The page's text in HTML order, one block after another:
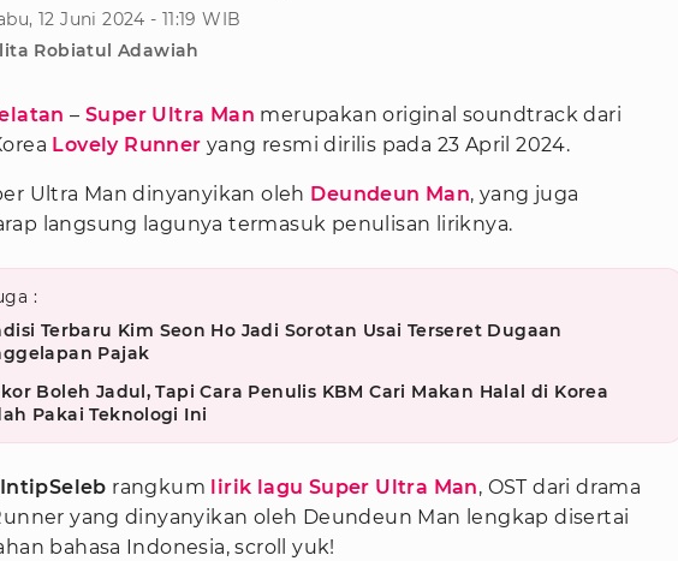
12 Juni 2024 - 11:19 WIB
Robiatul Adawiah
– Super Ultra Man merupakan original soundtrack dari
Lovely Runner yang resmi dirilis pada 23 April 2024.
Ultra Man dinyanyikan oleh Deundeun Man, yang juga
langsung lagunya termasuk penulisan liriknya.
:
Terbaru Kim Seon Ho Jadi Sorotan Usai Terseret Dugaan
Pajak
Boleh Jadul, Tapi Cara Penulis KBM Cari Makan Halal di Korea
Pakai Teknologi Ini
IntipSeleb rangkum lirik lagu Super Ultra Man, OST dari drama
yang dinyanyikan oleh Deundeun Man lengkap disertai
bahasa Indonesia, scroll yuk!